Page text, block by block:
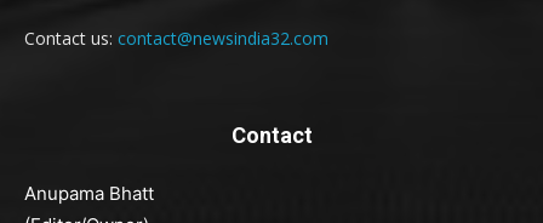
Contact us: contact@newsindia32.com
Contact
Anupama Bhatt